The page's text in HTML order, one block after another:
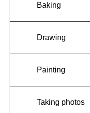
Baking
Drawing
Painting
Taking photos